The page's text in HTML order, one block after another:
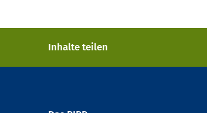
Inhalte teilen